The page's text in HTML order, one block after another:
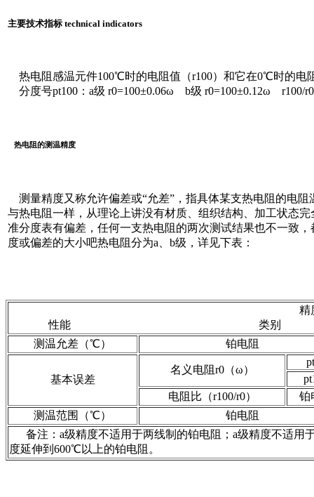
主要技术指标 technical indicators
热电阻感温元件100℃时的电阻值（r100）和它在0℃时的电
分度号pt100：a级 r0=100±0.06ω b级 r0=100±0.12ω r100/
热电阻的测温精度
测量精度又称允许偏差或“允差”，指具体某支热电阻的电
与热电阻一样，从理论上讲没有材质、组织结构、加工状态
准分度表有偏差，任何一支热电阻的两次测试结果也不一致
度或偏差的大小吧热电阻分为a、b级，详见下表：
精
性能 类别
测温允差（℃）
铂电阻
基本误差
名义电阻r0（ω）
电阻比（r100/r0）
铂
测温范围（℃）
铂电阻
备注：a级精度不适用于两线制的铂电阻；a级精度不适用
度延伸到600℃以上的铂电阻。